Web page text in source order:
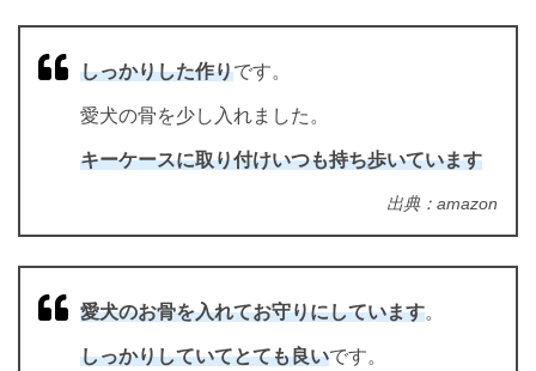
しっかりした作りです。
愛犬の骨を少し入れました。
キーケースに取り付けいつも持ち歩いています
出典：amazon
愛犬のお骨を入れてお守りにしています。
しっかりしていてとても良いです。